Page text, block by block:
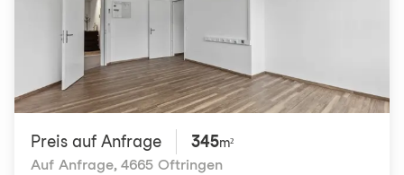
Preis auf Anfrage 345m²
Auf Anfrage, 4665 Oftringen